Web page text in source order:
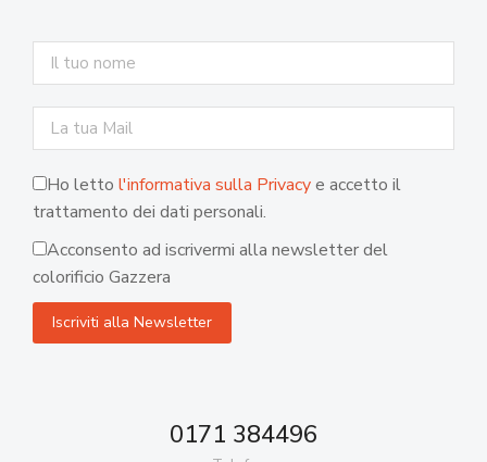
Ho letto l'informativa sulla Privacye accetto il
trattamento dei dati personali.
Acconsento ad iscrivermi alla newsletter del
colorificio Gazzera
0171 384496